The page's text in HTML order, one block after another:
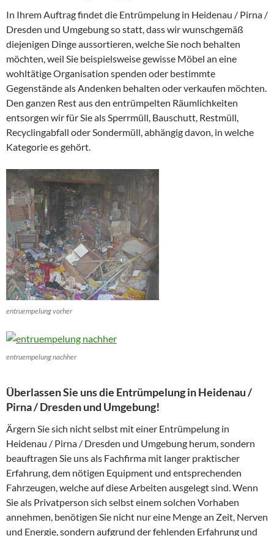
In Ihrem Auftrag findet die Entrümpelung in Heidenau / Pirna /
Dresden und Umgebung so statt, dass wir wunschgemäß
diejenigen Dinge aussortieren, welche Sie noch behalten
möchten, weil Sie beispielsweise gewisse Möbel an eine
wohltätige Organisation spenden oder bestimmte
Gegenstände als Andenken behalten oder verkaufen möchten.
Den ganzen Rest aus den entrümpelten Räumlichkeiten
entsorgen wir für Sie als Sperrmüll, Bauschutt, Restmüll,
Recyclingabfall oder Sondermüll, abhängig davon, in welche
Kategorie es gehört.
entruempelung vorher
entruempelung nachher
Überlassen Sie uns die Entrümpelung in Heidenau /
Pirna / Dresden und Umgebung!
Ärgern Sie sich nicht selbst mit einer Entrümpelung in
Heidenau / Pirna / Dresden und Umgebung herum, sondern
beauftragen Sie uns als Fachfirma mit langer praktischer
Erfahrung, dem nötigen Equipment und entsprechenden
Fahrzeugen, welche auf diese Arbeiten ausgelegt sind. Wenn
Sie als Privatperson sich selbst einem solchen Vorhaben
annehmen, benötigen Sie nicht nur eine Menge an Zeit, Nerven
und Energie, sondern aufgrund der fehlenden Erfahrung und